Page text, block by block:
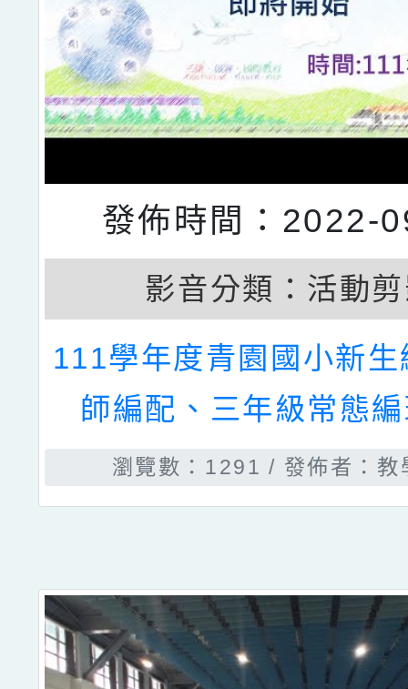
發佈時間：2022-
影音分類： 活動
111學年度青園國小新
師編配、三年級常態
瀏覽數：1291 發佈者：教